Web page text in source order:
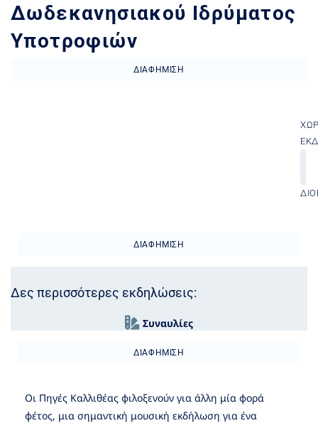
Δωδεκανησιακού Ιδρύματος
Υποτροφιών
ΔΙΑΦΉΜΙΣΗ
ΔΙΑΦΉΜΙΣΗ
Δες περισσότερες εκδηλώσεις:
Συναυλίες
ΔΙΑΦΉΜΙΣΗ
Οι Πηγές Καλλιθέας φιλοξενούν για άλλη μία φορά
φέτος, μια σημαντική μουσική εκδήλωση για ένα